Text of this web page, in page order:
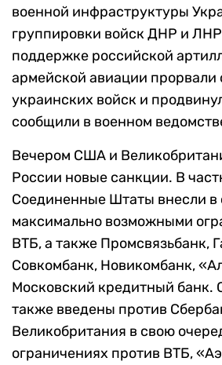
военной инфраструктуры
группировки войск ДНР и
поддержке российской
армейской авиации прорвали
украинских войск и
сообщили в военном
Вечером США и
России новые санкции. В
Соединенные Штаты внесли в
максимально возможными
ВТБ, а также Промсвязьбанк,
Совкомбанк, Новикомбанк,
Московский кредитный банк.
также введены против
Великобритания в свою
ограничениях против ВТБ,